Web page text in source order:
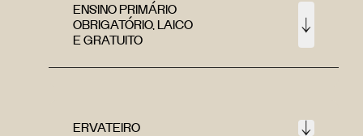
ENSINO PRIMÁRIO
OBRIGATÓRIO, LAICO
E GRATUITO
ERVATEIRO